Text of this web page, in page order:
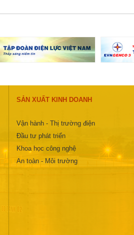
SẢN XUẤT KINH DOANH
Vận hành - Thị trường điện
Đầu tư phát triển
Khoa học công nghệ
An toàn - Môi trường